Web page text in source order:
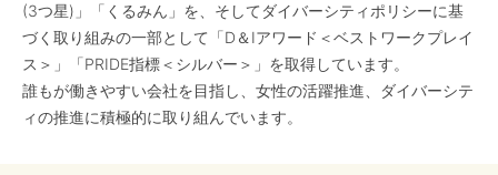
(3つ星)」「くるみん」を、そしてダイバーシティポリシーに基
づく取り組みの一部として「D＆Iアワード＜ベストワークプレイ
ス＞」「PRIDE指標＜シルバー＞」を取得しています。
誰もが働きやすい会社を目指し、女性の活躍推進、ダイバーシテ
ィの推進に積極的に取り組んでいます。